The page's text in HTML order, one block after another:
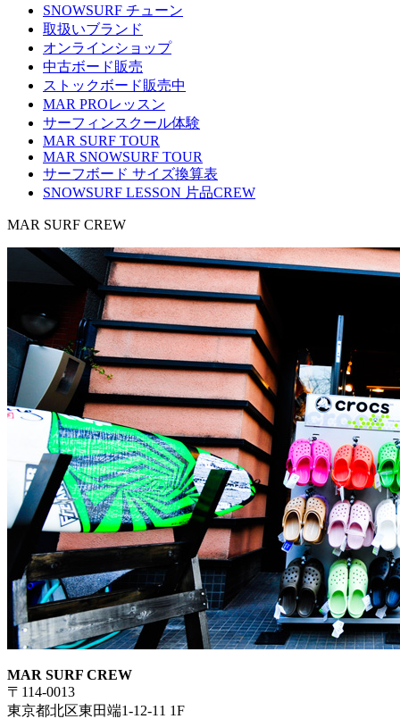
SNOWSURF チューン
取扱いブランド
オンラインショップ
中古ボード販売
ストックボード販売中
MAR PROレッスン
サーフィンスクール体験
MAR SURF TOUR
MAR SNOWSURF TOUR
サーフボード サイズ換算表
SNOWSURF LESSON 片品CREW
MAR SURF CREW
MAR SURF CREW
〒114-0013
東京都北区東田端1-12-11 1F